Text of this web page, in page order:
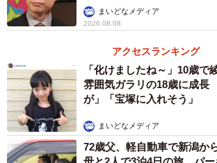
まいどなメディア
2026.08.08
アクセスランキング
「化けましたね～」10歳
雰囲気ガラリの18歳に成
が」「宝塚に入れそう」
まいどなメディア
72歳父、軽自動車で新潟